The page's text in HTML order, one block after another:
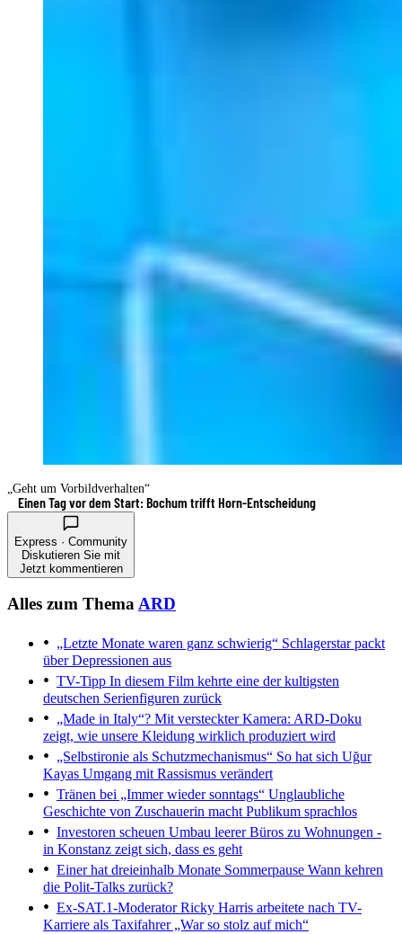
„Geht um Vorbildverhalten“
Einen Tag vor dem Start: Bochum trifft Horn-Entscheidung
Express · Community
Diskutieren Sie mit
Jetzt kommentieren
Alles zum ThemaARD
„Letzte Monate waren ganz schwierig“ Schlagerstar packt
über Depressionen aus
TV-Tipp In diesem Film kehrte eine der kultigsten
deutschen Serienfiguren zurück
„Made in Italy“? Mit versteckter Kamera: ARD-Doku
zeigt, wie unsere Kleidung wirklich produziert wird
„Selbstironie als Schutzmechanismus“ So hat sich Uğur
Kayas Umgang mit Rassismus verändert
Tränen bei „Immer wieder sonntags“ Unglaubliche
Geschichte von Zuschauerin macht Publikum sprachlos
Investoren scheuen Umbau leerer Büros zu Wohnungen -
in Konstanz zeigt sich, dass es geht
Einer hat dreieinhalb Monate Sommerpause Wann kehren
die Polit-Talks zurück?
Ex-SAT.1-Moderator Ricky Harris arbeitete nach TV-
Karriere als Taxifahrer„War so stolz auf mich“